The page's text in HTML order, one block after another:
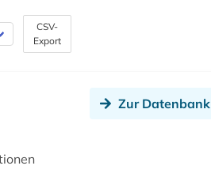
CSV-
Export
Zur Datenbank